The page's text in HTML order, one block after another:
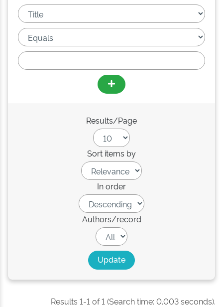
Results/Page
Sort items by
In order
Authors/record
Results 1-1 of 1 (Search time: 0.003 seconds).